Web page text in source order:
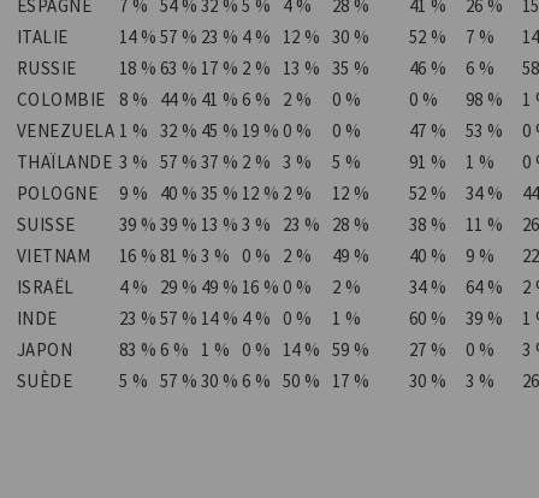
ESPAGNE
7 % 54 % 32 % 5 % 4 % 28 % 41 % 26 %
ITALIE
14 % 57 % 23 % 4 % 12 % 30 % 52 % 7 %
RUSSIE
18 % 63 % 17 % 2 % 13 % 35 % 46 % 6 %
COLOMBIE
8 % 44 % 41 % 6 % 2 % 0 % 0 % 98 %
1
VENEZUELA 1 % 32 % 45 % 19 % 0 % 0 % 47 % 53 %
0
THAÏLANDE 3 % 57 % 37 % 2 % 3 % 5 % 91 % 1 %
0
POLOGNE
9 % 40 % 35 % 12 % 2 % 12 % 52 % 34 %
SUISSE
39 % 39 % 13 % 3 % 23 % 28 % 38 % 11 %
VIETNAM
16 % 81 % 3 % 0 % 2 % 49 % 40 % 9 %
ISRAËL
4 % 29 % 49 % 16 % 0 % 2 % 34 % 64 %
2
INDE
23 % 57 % 14 % 4 % 0 % 1 % 60 % 39 %
1
JAPON
83 % 6 % 1 % 0 % 14 % 59 % 27 % 0 %
3
SUÈDE
5 % 57 % 30 % 6 % 50 % 17 % 30 % 3 %